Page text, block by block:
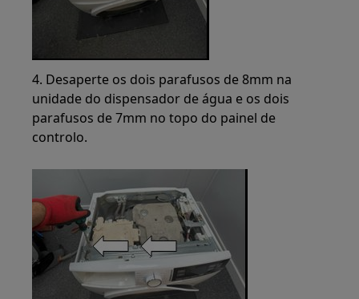
4. Desaperte os dois parafusos de 8mm na
unidade do dispensador de água e os dois
parafusos de 7mm no topo do painel de
controlo.